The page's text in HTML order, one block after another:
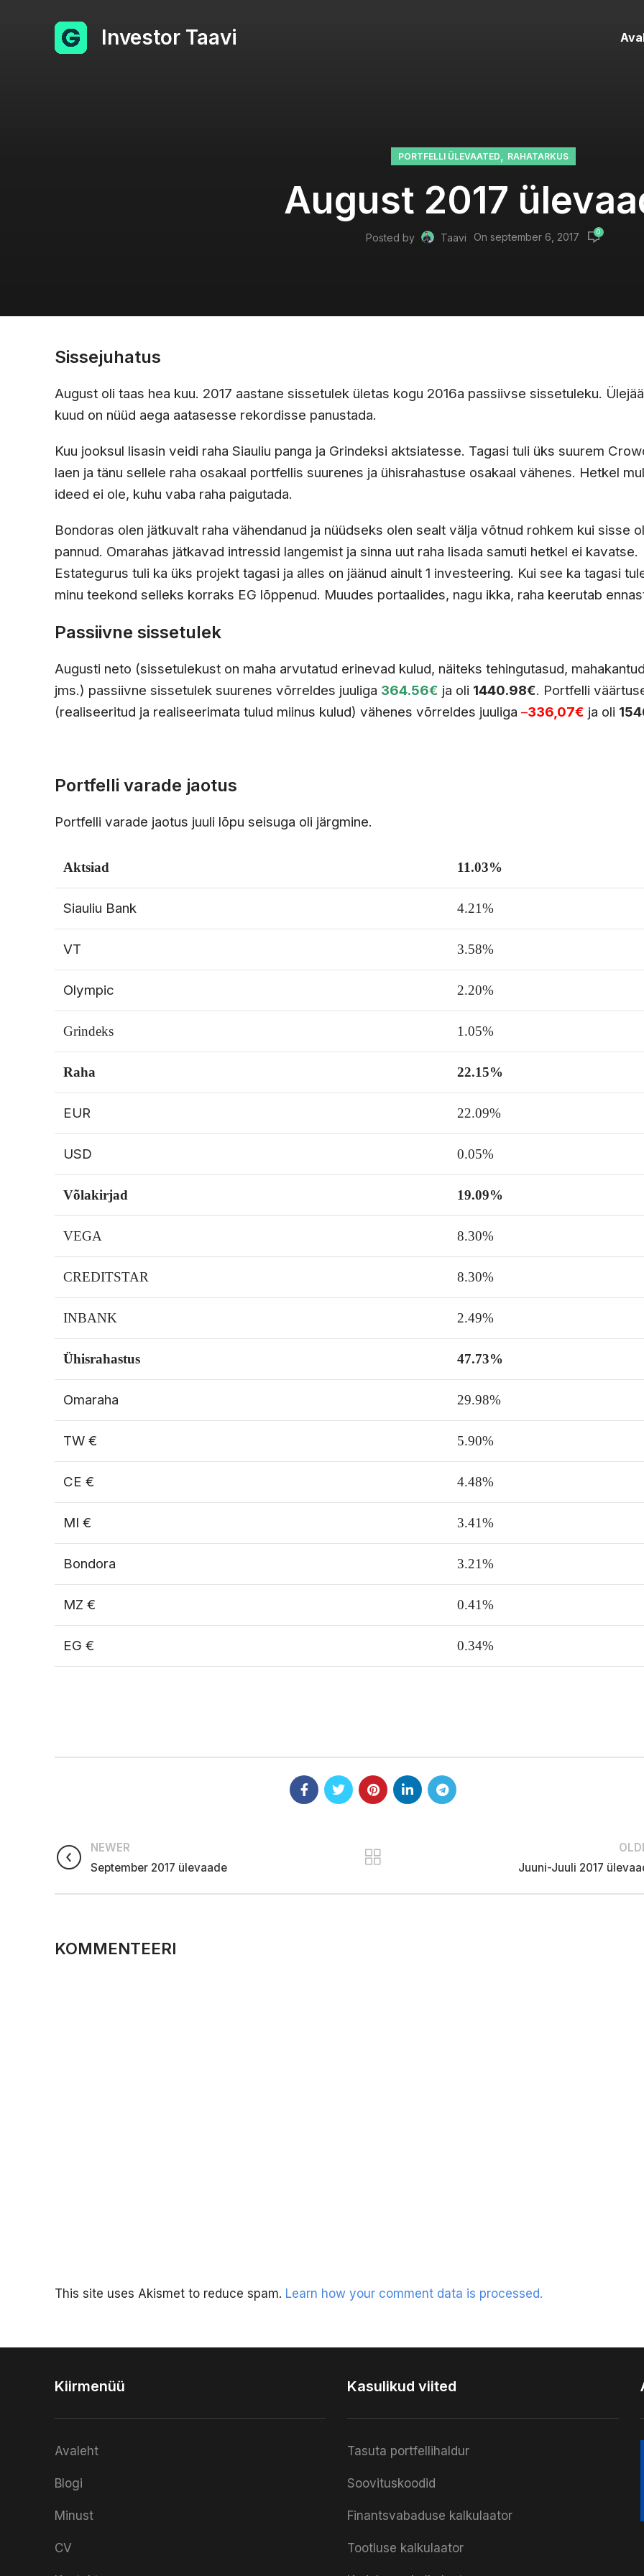
Investor Taavi
PORTFELLI ÜLEVAATED, RAHATARKUS
August 2017
Posted by Taavi On september 6, 2017 0
Sissejuhatus
August oli taas hea kuu. 2017 aastane sissetulek ületas kogu 2016a passiivse sissetuleku.
kuud on nüüd aega aatasesse rekordisse panustada.
Kuu jooksul lisasin veidi raha Siauliu panga ja Grindeksi aktsiatesse. Tagasi tuli üks suurem
laen ja tänu sellele raha osakaal portfellis suurenes ja ühisrahastuse osakaal vähenes. Hetkel
ideed ei ole, kuhu vaba raha paigutada.
Bondoras olen jätkuvalt raha vähendanud ja nüüdseks olen sealt välja võtnud rohkem kui sisse
pannud. Omarahas jätkavad intressid langemist ja sinna uut raha lisada samuti hetkel ei kavatse.
Estategurus tuli ka üks projekt tagasi ja alles on jäänud ainult 1 investeering. Kui see ka tagasi
minu teekond selleks korraks EG lõppenud. Muudes portaalides, nagu ikka, raha keerutab
Passiivne sissetulek
Augusti neto (sissetulekust on maha arvutatud erinevad kulud, näiteks tehingutasud,
jms.) passiivne sissetulek suurenes võrreldes juuliga 364.56€ ja oli 1440.98€. Portfelli
(realiseeritud ja realiseerimata tulud miinus kulud) vähenes võrreldes juuliga –336,07€ ja oli
Portfelli varade jaotus
Portfelli varade jaotus juuli lõpu seisuga oli järgmine.
Aktsiad 11.03%
Siauliu Bank 4.21%
VT 3.58%
Olympic 2.20%
Grindeks 1.05%
Raha 22.15%
EUR 22.09%
USD 0.05%
Võlakirjad 19.09%
VEGA 8.30%
CREDITSTAR 8.30%
INBANK 2.49%
Ühisrahastus 47.73%
Omaraha 29.98%
TW € 5.90%
CE € 4.48%
MI € 3.41%
Bondora 3.21%
MZ € 0.41%
EG € 0.34%
NEWER
September 2017 ülevaade
Juuni-Juuli 2017
KOMMENTEERI
This site uses Akismet to reduce spam. Learn how your comment data is processed.
Kiirmenüü
Avaleht
Blogi
Minust
CV
Kasulikud viited
Tasuta portfellihaldur
Soovituskoodid
Finantsvabaduse kalkulaator
Tootluse kalkulaator